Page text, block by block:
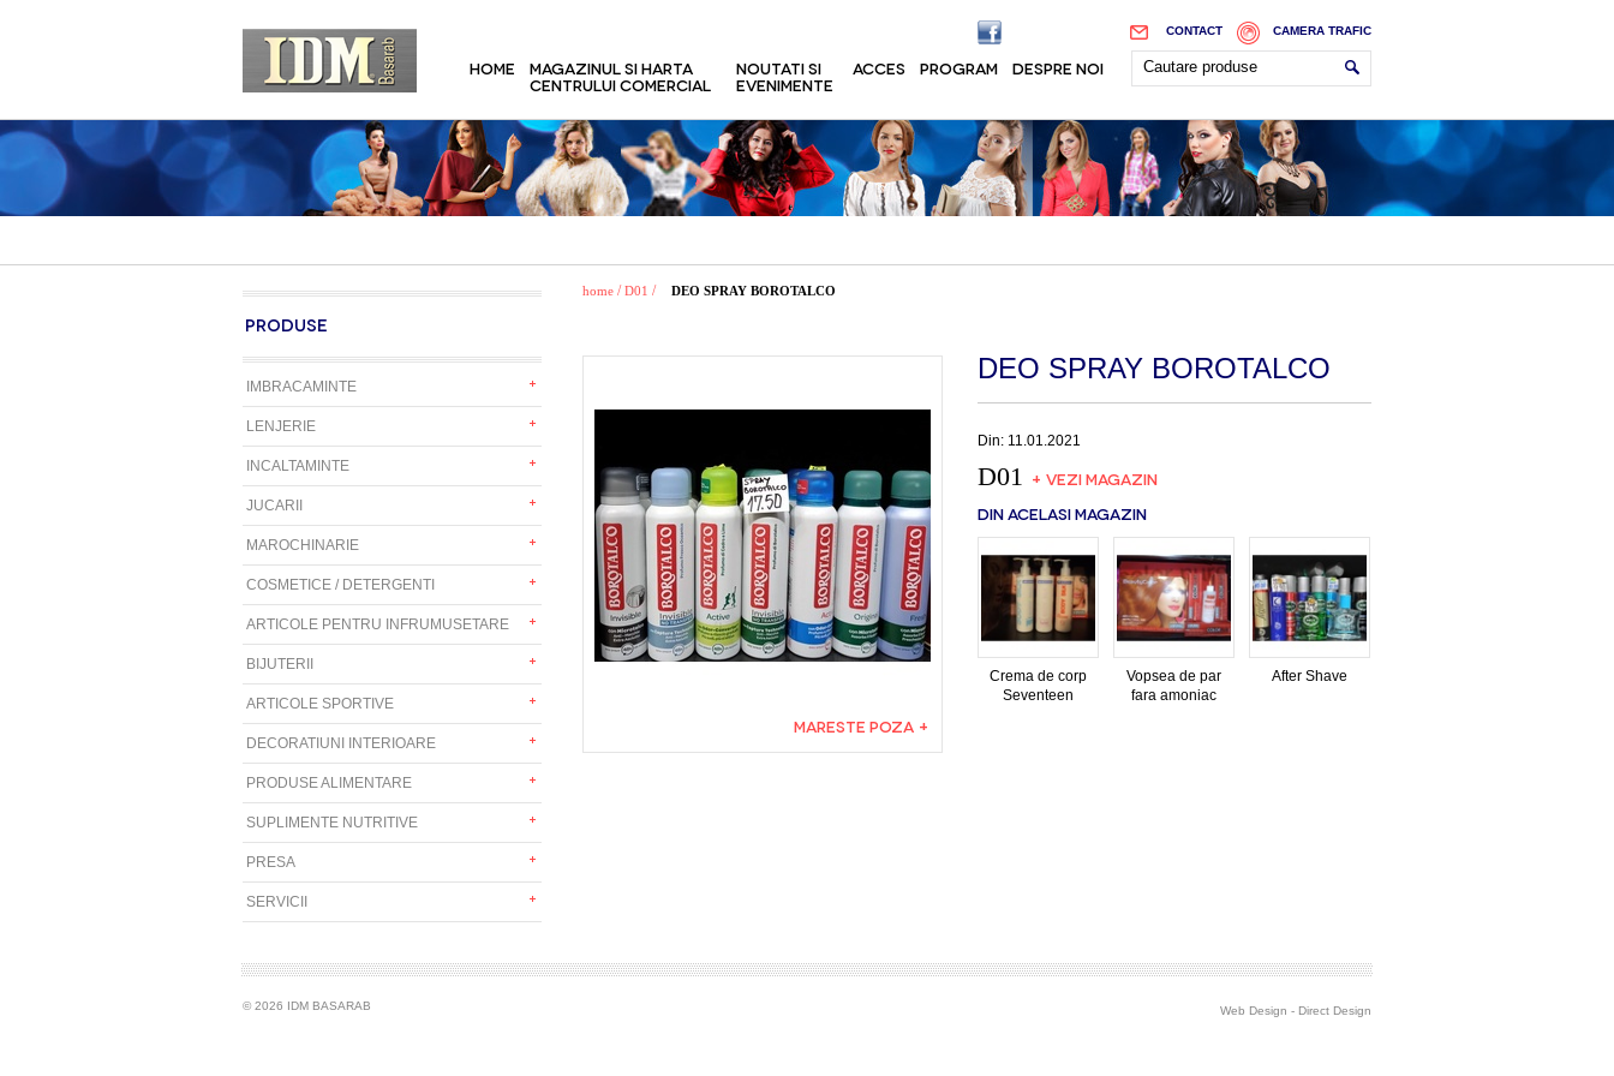
CAMERA TRAFIC
CONTACT
HOME
MAGAZINUL SI HARTA
CENTRULUI COMERCIAL
NOUTATI SI
EVENIMENTE
ACCES PROGRAM DESPRE NOI
PRODUSE
IMBRACAMINTE
LENJERIE
INCALTAMINTE
JUCARII
MAROCHINARIE
COSMETICE / DETERGENTI
ARTICOLE PENTRU INFRUMUSETARE
BIJUTERII
ARTICOLE SPORTIVE
DECORATIUNI INTERIOARE
PRODUSE ALIMENTARE
SUPLIMENTE NUTRITIVE
PRESA
SERVICII
home / D01 / DEO SPRAY BOROTALCO
MARESTE POZA +
DEO SPRAY BOROTALCO
Din: 11.01.2021
D01 + VEZI MAGAZIN
DIN ACELASI MAGAZIN
Crema de corp
Seventeen
Vopsea de par
fara amoniac
After Shave
© 2026 IDM BASARAB Web Design - Direct Design